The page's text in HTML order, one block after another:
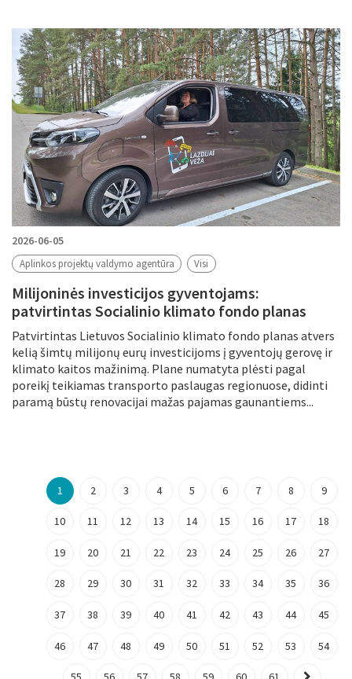
2026-06-05
Aplinkos projektų valdymo agentūra Visi
Milijoninės investicijos gyventojams:
patvirtintas Socialinio klimato fondo planas
Patvirtintas Lietuvos Socialinio klimato fondo planas atvers
kelią šimtų milijonų eurų investicijoms į gyventojų gerovę ir
klimato kaitos mažinimą. Plane numatyta plėsti pagal
poreikį teikiamas transporto paslaugas regionuose, didinti
paramą būstų renovacijai mažas pajamas gaunantiems...
1 2 3 4 5 6 7 8 9
10 11 12 13 14 15 16 17 18
19 20 21 22 23 24 25 26 27
28 29 30 31 32 33 34 35 36
37 38 39 40 41 42 43 44 45
46 47 48 49 50 51 52 53 54